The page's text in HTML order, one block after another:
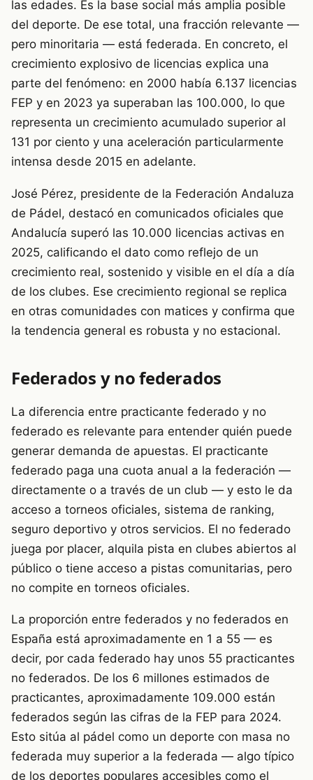
las edades. Es la base social más amplia posible
del deporte. De ese total, una fracción relevante —
pero minoritaria — está federada. En concreto, el
crecimiento explosivo de licencias explica una
parte del fenómeno: en 2000 había 6.137 licencias
FEP y en 2023 ya superaban las 100.000, lo que
representa un crecimiento acumulado superior al
131 por ciento y una aceleración particularmente
intensa desde 2015 en adelante.
José Pérez, presidente de la Federación Andaluza
de Pádel, destacó en comunicados oficiales que
Andalucía superó las 10.000 licencias activas en
2025, calificando el dato como reflejo de un
crecimiento real, sostenido y visible en el día a día
de los clubes. Ese crecimiento regional se replica
en otras comunidades con matices y confirma que
la tendencia general es robusta y no estacional.
Federados y no federados
La diferencia entre practicante federado y no
federado es relevante para entender quién puede
generar demanda de apuestas. El practicante
federado paga una cuota anual a la federación —
directamente o a través de un club — y esto le da
acceso a torneos oficiales, sistema de ranking,
seguro deportivo y otros servicios. El no federado
juega por placer, alquila pista en clubes abiertos al
público o tiene acceso a pistas comunitarias, pero
no compite en torneos oficiales.
La proporción entre federados y no federados en
España está aproximadamente en 1 a 55 — es
decir, por cada federado hay unos 55 practicantes
no federados. De los 6 millones estimados de
practicantes, aproximadamente 109.000 están
federados según las cifras de la FEP para 2024.
Esto sitúa al pádel como un deporte con masa no
federada muy superior a la federada — algo típico
de los deportes populares accesibles como el